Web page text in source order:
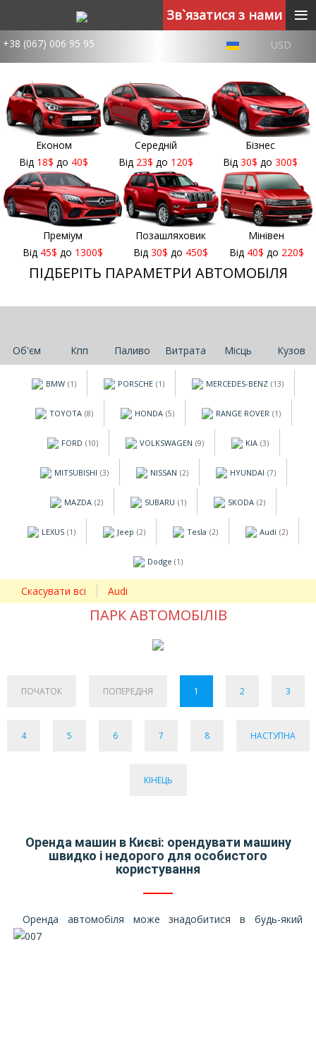
+38 (067) 006 95 95 USD
Економ
Від 18$ до 40$
Середній
Від 23$ до 120$
Бізнес
Від 30$ до 300$
Преміум
Від 45$ до 1300$
Позашляховик
Від30$ до 450$
Мінівен
Від 40$ до 220$
ПІДБЕРІТЬ ПАРАМЕТРИ АВТОМОБІЛЯ
Об'єм Кпп Паливо Витрата Місць Кузов
BMW (1) PORSCHE (1) MERCEDES-BENZ (13)
TOYOTA (8) HONDA (5) RANGE ROVER (1)
FORD (10) VOLKSWAGEN (9) KIA (3)
MITSUBISHI (3) NISSAN (2) HYUNDAI (7)
MAZDA (2) SUBARU (1) SKODA (2)
LEXUS (1) Jeep (2) Tesla (2) Audi (2)
Dodge (1)
Скасувати всі Audi
ПАРК АВТОМОБІЛІВ
ПОЧАТОК ПОПЕРЕДНЯ 1 2 3
4 5 6 7 8 НАСТУПНА
КІНЕЦЬ
Оренда машин в Києві: орендувати машину
швидко і недорого для особистого
користування
Оренда автомобіля може знадобитися в будь-який
Зв`язатися з нами ≡